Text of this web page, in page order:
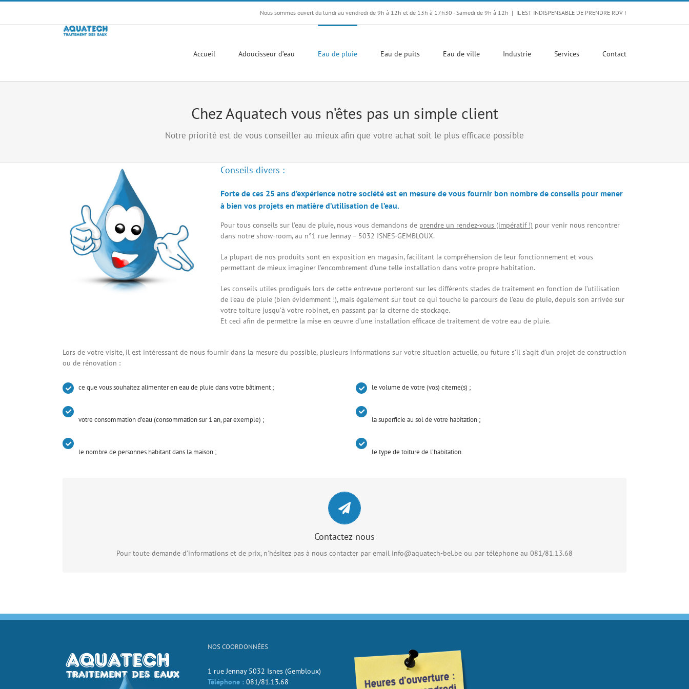
Passer
contenu
Nous sommes ouvert du lundi au vendredi de 9h à 12h et de 13h à 17h30 - Samedi de 9h à 12h | IL EST INDISPENSABLE DE PRENDRE RDV !
Accueil Adoucisseur d’eau Eau de pluie Eau de puits Eau de ville Industrie Services Contact
Chez Aquatech vous n’êtes pas un simple client
Notre priorité est de vous conseiller au mieux afin que votre achat soit le plus efficace possible
Conseils divers :
Forte de ces 25 ans d’expérience notre société est en mesure de vous fournir bon nombre de conseils pour mener
à bien vos projets en matière d’utilisation de l’eau.
Pour tous conseils sur l’eau de pluie, nous vous demandons de prendre un rendez-vous (impératif !) pour venir nous rencontrer
dans notre show-room, au n°1 rue Jennay – 5032 ISNES-GEMBLOUX.
La plupart de nos produits sont en exposition en magasin, facilitant la compréhension de leur fonctionnement et vous
permettant de mieux imaginer l’encombrement d’une telle installation dans votre propre habitation.
Les conseils utiles prodigués lors de cette entrevue porteront sur les différents stades de traitement en fonction de l’utilisation
de l’eau de pluie (bien évidemment !), mais également sur tout ce qui touche le parcours de l’eau de pluie, depuis son arrivée sur
votre toiture jusqu’à votre robinet, en passant par la citerne de stockage.
Et ceci afin de permettre la mise en œuvre d’une installation efficace de traitement de votre eau de pluie.
Lors de votre visite, il est intéressant de nous fournir dans la mesure du possible, plusieurs informations sur votre situation actuelle, ou future s’il s’agit d’un projet de construction
ou de rénovation :
ce que vous souhaitez alimenter en eau de pluie dans votre bâtiment ;
votre consommation d’eau (consommation sur 1 an, par exemple) ;
le nombre de personnes habitant dans la maison ;
le volume de votre (vos) citerne(s) ;
la superficie au sol de votre habitation ;
le type de toiture de l’habitation.
Contactez-nous
Pour toute demande d’informations et de prix, n'hésitez pas à nous contacter par email info@aquatech-bel.be ou par téléphone au 081/81.13.68
Contactez-nous
Vous pouvez nous envoyer un email en cliquant sur le lien ci-dessous
NOS COORDONNÉES
1 rue Jennay 5032 Isnes (Gembloux)
Téléphone : 081/81.13.68